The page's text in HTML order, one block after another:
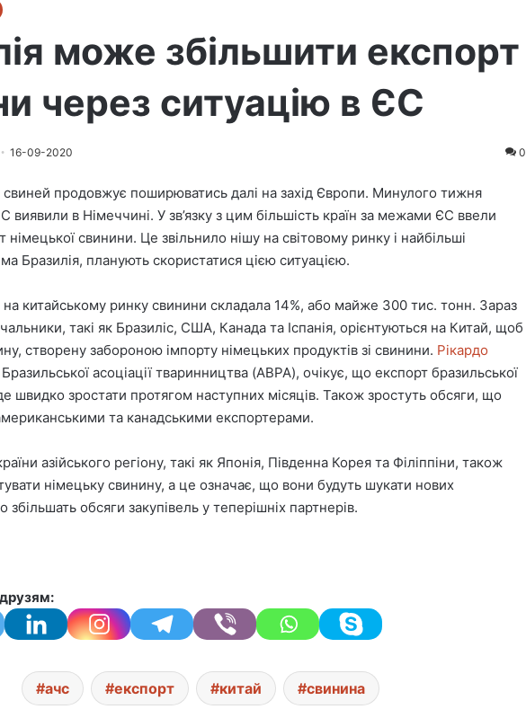
може збільшити експорт
через ситуацію в ЄС
16-09-2020 0
продовжує поширюватись далі на захід Європи. Минулого тижня
в Німеччині. У зв’язку з цим більшість країн за межами ЄС ввели
німецької свинини. Це звільнило нішу на світовому ринку і найбільші
Бразилія, планують скористатися цією ситуацією.
китайському ринку свинини складала 14%, або майже 300 тис. тонн. Зараз
такі як Бразиліс, США, Канада та Іспанія, орієнтуються на Китай, щоб
створену забороною імпорту німецьких продуктів зі свинини. Рікардо
асоціації тваринництва (ABPA), очікує, що експорт бразильської
швидко зростати протягом наступних місяців. Також зростуть обсяги, що
та канадськими експортерами.
азійського регіону, такі як Японія, Південна Корея та Філіппіни, також
німецьку свинину, а це означає, що вони будуть шукати нових
збільшать обсяги закупівель у теперішніх партнерів.
ачс експорт китай свинина